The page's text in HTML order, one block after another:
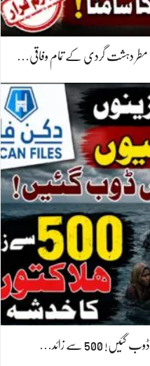
مطر دہشت گردی کے تمام وفاقی…
500 سے زائد…